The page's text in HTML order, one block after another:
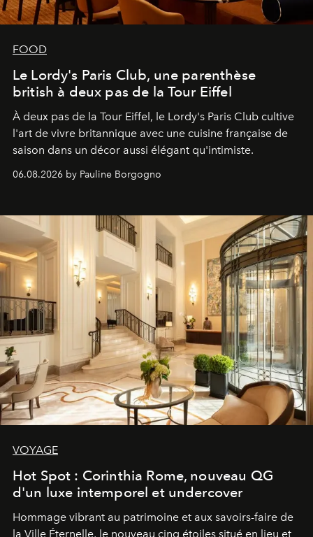
FOOD
Le Lordy's Paris Club, une parenthèse
british à deux pas de la Tour Eiffel
À deux pas de la Tour Eiffel, le Lordy's Paris Club cultive
l'art de vivre britannique avec une cuisine française de
saison dans un décor aussi élégant qu'intimiste.
06.08.2026 by Pauline Borgogno
VOYAGE
Hot Spot : Corinthia Rome, nouveau QG
d'un luxe intemporel et undercover
Hommage vibrant au patrimoine et aux savoirs-faire de
la Ville Éternelle, le nouveau cinq étoiles situé en lieu et